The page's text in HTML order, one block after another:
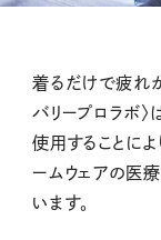
着るだけで疲れ
バリープロラボ〉
使用することに
ームウェアの医
います。